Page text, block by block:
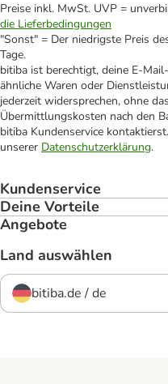
Preise inkl. MwSt. UVP =
die Lieferbedingungen
"Sonst" = Der niedrigste Preis
Tage.
bitiba ist berechtigt, deine E-
ähnliche Waren oder
jederzeit widersprechen, ohne
Übermittlungskosten nach den
bitiba Kundenservice
unserer Datenschutzerklärung.
Kundenservice
Deine Vorteile
Angebote
Land auswählen
bitiba.de / de